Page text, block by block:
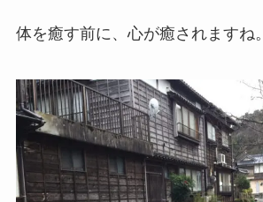
体を癒す前に、心が癒されますね。